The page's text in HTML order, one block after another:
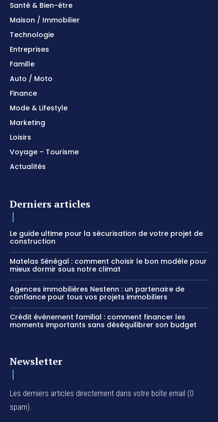
Santé & Bien-être
Maison / Immobilier
Technologie
Entreprises
Famille
Auto / Moto
Finance
Mode & Lifestyle
Marketing
Loisirs
Voyage – Tourisme
Actualités
Derniers articles
Le guide ultime pour la sécurisation de votre projet de
construction
Matelas Sénégal : comment choisir le bon modèle pour
mieux dormir sous notre climat
Agences immobilières Nestenn : un partenaire de
confiance pour tous vos projets immobiliers
Crédit événement familial : comment financer les
moments importants sans déséquilibrer son budget
Newsletter
Les derniers articles directement dans votre boîte email (0
spam).